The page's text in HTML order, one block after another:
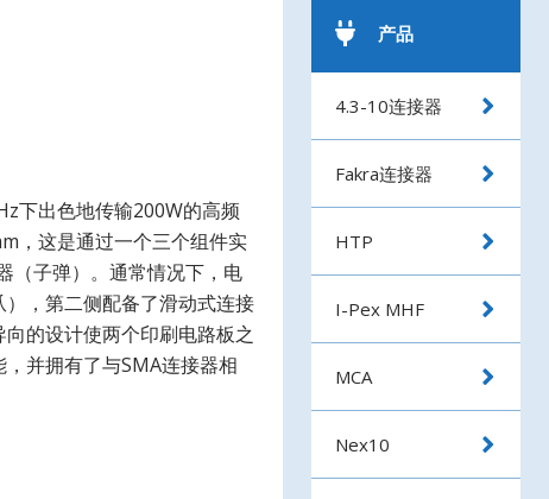
下出色地传输200W的高频
，这是通过一个三个组件实
（子弹）。通常情况下，电
，第二侧配备了滑动式连接
的设计使两个印刷电路板之
并拥有了与SMA连接器相
产品
4.3-10连接器
Fakra连接器
HTP
I-Pex MHF
MCA
Nex10